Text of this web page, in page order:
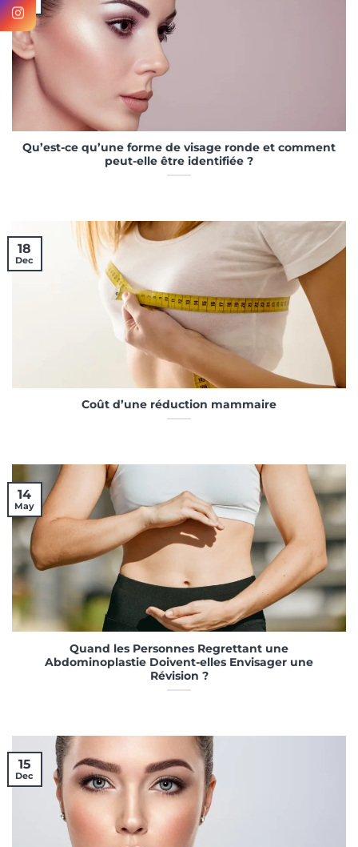
Qu’est-ce qu’une forme de visage ronde et comment
peut-elle être identifiée ?
Dec
Coût d’une réduction mammaire
18
Dec
Quand les Personnes Regrettant une
Abdominoplastie Doivent-elles Envisager une
Révision ?
14
May
15
Dec